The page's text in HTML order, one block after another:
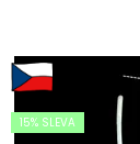
15% SLEVA